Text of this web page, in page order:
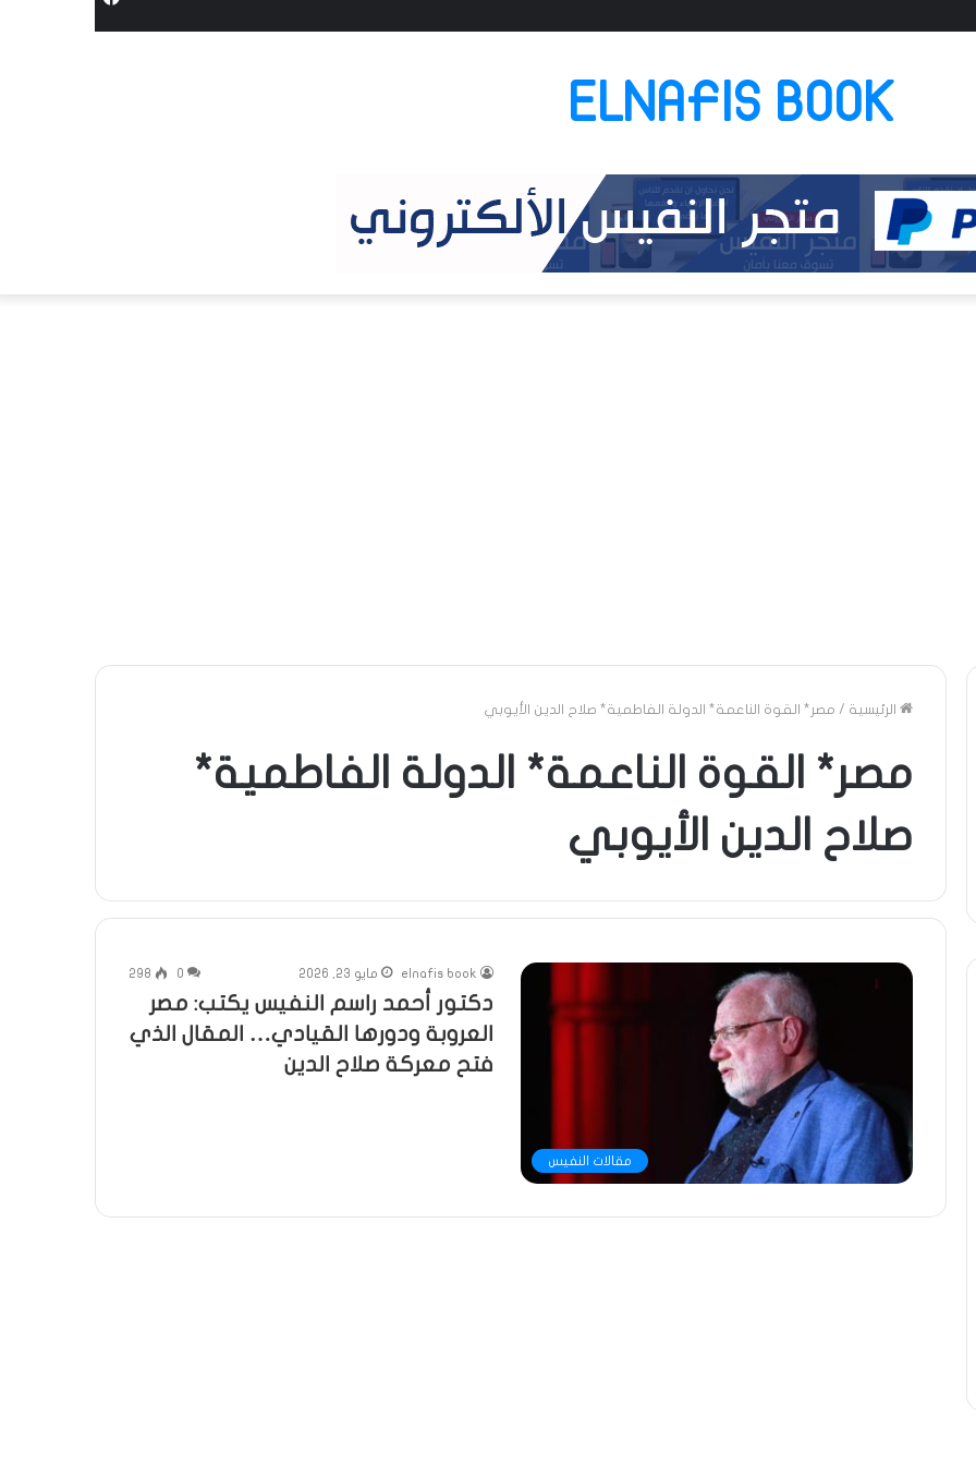
ELNAFIS BOOK
الرئيسية / مصر* القوة الناعمة* الدولة الفاطمية* صلاح الدين الأيوبي
مصر* القوة الناعمة* الدولة الفاطمية*
صلاح الدين الأيوبي
مقالات النفيس
elnafis book مايو 23, 2026 0
298
دكتور أحمد راسم النفيس يكتب: مصر
العروبة ودورها القيادي… المقال الذي
فتح معركة صلاح الدين